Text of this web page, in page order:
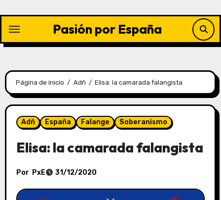
contenido
Pasión por España
Página de inicio Adñ Elisa: la camarada falangista
Adñ España Falange Soberanismo
Elisa: la camarada falangista
Por PxE 31/12/2020